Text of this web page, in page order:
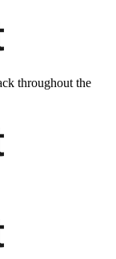
throughout the